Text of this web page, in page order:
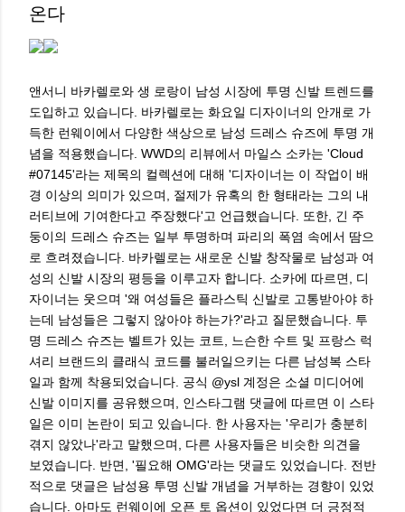
온다
앤서니 바카렐로와 생 로랑이 남성 시장에 투명 신발 트렌드를
도입하고 있습니다. 바카렐로는 화요일 디자이너의 안개로 가
득한 런웨이에서 다양한 색상으로 남성 드레스 슈즈에 투명 개
념을 적용했습니다. WWD의 리뷰에서 마일스 소카는 'Cloud
#07145'라는 제목의 컬렉션에 대해 '디자이너는 이 작업이 배
경 이상의 의미가 있으며, 절제가 유혹의 한 형태라는 그의 내
러티브에 기여한다고 주장했다'고 언급했습니다. 또한, 긴 주
둥이의 드레스 슈즈는 일부 투명하며 파리의 폭염 속에서 땀으
로 흐려졌습니다. 바카렐로는 새로운 신발 창작물로 남성과 여
성의 신발 시장의 평등을 이루고자 합니다. 소카에 따르면, 디
자이너는 웃으며 '왜 여성들은 플라스틱 신발로 고통받아야 하
는데 남성들은 그렇지 않아야 하는가?'라고 질문했습니다. 투
명 드레스 슈즈는 벨트가 있는 코트, 느슨한 수트 및 프랑스 럭
셔리 브랜드의 클래식 코드를 불러일으키는 다른 남성복 스타
일과 함께 착용되었습니다. 공식 @ysl 계정은 소셜 미디어에
신발 이미지를 공유했으며, 인스타그램 댓글에 따르면 이 스타
일은 이미 논란이 되고 있습니다. 한 사용자는 '우리가 충분히
겪지 않았나'라고 말했으며, 다른 사용자들은 비슷한 의견을
보였습니다. 반면, '필요해 OMG'라는 댓글도 있었습니다. 전반
적으로 댓글은 남성용 투명 신발 개념을 거부하는 경향이 있었
습니다. 아마도 런웨이에 오픈 토 옵션이 있었다면 더 긍정적